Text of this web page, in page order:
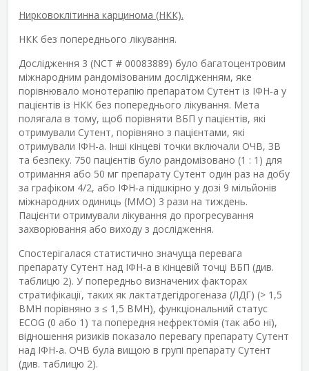
Нирковоклітинна карцинома (НКК).
НКК без попереднього лікування.
Дослідження 3 (NCT # 00083889) було багатоцентровим
міжнародним рандомізованим дослідженням, яке
порівнювало монотерапію препаратом Сутент із ІФН‑a у
пацієнтів із НКК без попереднього лікування. Мета
полягала в тому, щоб порівняти ВБП у пацієнтів, які
отримували Сутент, порівняно з пацієнтами, які
отримували ІФН-a. Інші кінцеві точки включали ОЧВ, ЗВ
та безпеку. 750 пацієнтів було рандомізовано (1 : 1) для
отримання або 50 мг препарату Сутент один раз на добу
за графіком 4/2, або ІФН‑a підшкірно у дозі 9 мільйонів
міжнародних одиниць (ММО) 3 рази на тиждень.
Пацієнти отримували лікування до прогресування
захворювання або виходу з дослідження.
Спостерігалася статистично значуща перевага
препарату Сутент над ІФН-a в кінцевій точці ВБП (див.
таблицю 2). У попередньо визначених факторах
стратифікації, таких як лактатдегідрогеназа (ЛДГ) (> 1,5
ВМН порівняно з ≤ 1,5 ВМН), функціональний статус
ECOG (0 або 1) та попередня нефректомія (так або ні),
відношення ризиків показало перевагу препарату Сутент
над ІФН-a. ОЧВ була вищою в групі препарату Сутент
(див. таблицю 2).